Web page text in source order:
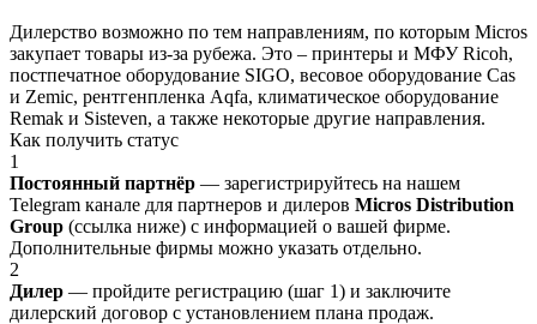
Дилерство возможно по тем направлениям, по которым Micros
закупает товары из-за рубежа. Это – принтеры и МФУ Ricoh,
постпечатное оборудование SIGO, весовое оборудование Cas
и Zemic, рентгенпленка Aqfa, климатическое оборудование
Remak и Sisteven, а также некоторые другие направления.
Как получить статус
1
Постоянный партнёр — зарегистрируйтесь на нашем
Telegram канале для партнеров и дилеров Micros Distribution
Group (ссылка ниже) с информацией о вашей фирме.
Дополнительные фирмы можно указать отдельно.
2
Дилер — пройдите регистрацию (шаг 1) и заключите
дилерский договор с установлением плана продаж.